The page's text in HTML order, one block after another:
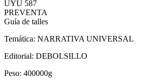
UYU 587
PREVENTA
Guía de talles
Temática: NARRATIVA UNIVERSAL
Editorial: DEBOLSILLO
Peso: 400000g